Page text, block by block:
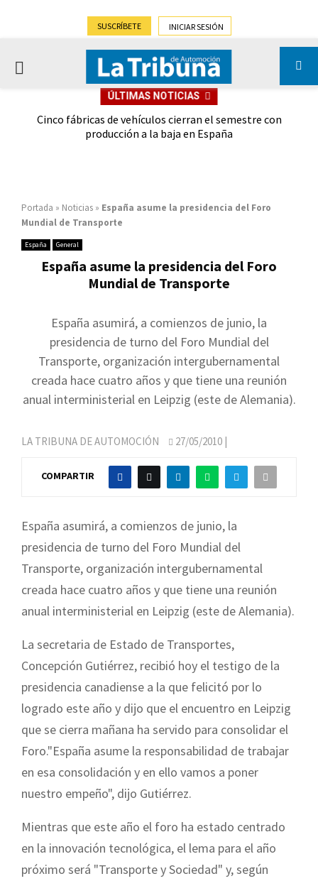
SUSCRÍBETE INICIAR SESIÓN
PRIMARY
ÚLTIMAS NOTICIAS
Cinco fábricas de vehículos cierran el semestre con
producción a la baja en España
Portada » Noticias » España asume la presidencia del Foro
Mundial de Transporte
España General
España asume la presidencia del Foro
Mundial de Transporte
España asumirá, a comienzos de junio, la
presidencia de turno del Foro Mundial del
Transporte, organización intergubernamental
creada hace cuatro años y que tiene una reunión
anual interministerial en Leipzig (este de Alemania).
LA TRIBUNA DE AUTOMOCIÓN 27/05/2010 |
COMPARTIR
España asumirá, a comienzos de junio, la
presidencia de turno del Foro Mundial del
Transporte, organización intergubernamental
creada hace cuatro años y que tiene una reunión
anual interministerial en Leipzig (este de Alemania).
La secretaria de Estado de Transportes,
Concepción Gutiérrez, recibió hoy el testigo de la
presidencia canadiense a la que felicitó por lo
logrado este año y dijo que el encuentro en Leipzig
que se cierra mañana ha servido para consolidar el
Foro."España asume la responsabilidad de trabajar
en esa consolidación y en ello vamos a poner
nuestro empeño", dijo Gutiérrez.
Mientras que este año el foro ha estado centrado
en la innovación tecnológica, el lema para el año
próximo será "Transporte y Sociedad" y, según